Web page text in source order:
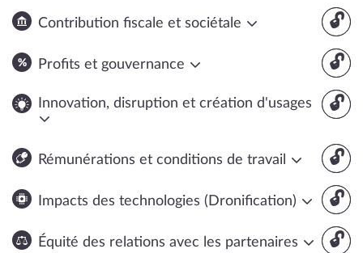
🔓
Contribution fiscale et sociétale
🔓
Profits et gouvernance
🔓
Innovation, disruption et création d'usages
🔓
Rémunérations et conditions de travail
🔓
Impacts des technologies (Dronification)
🔓
Équité des relations avec les partenaires